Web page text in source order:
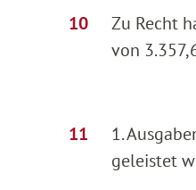
Zu Recht
von
1.
geleistet